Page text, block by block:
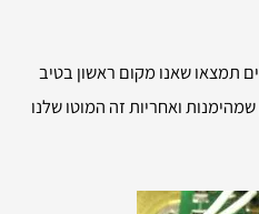
תמצאו שאנו מקום ראשון בטיב
שמהימנות ואחריות זה המוטו שלנו